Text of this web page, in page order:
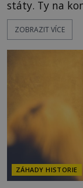
státy. Ty na
je jejím cílem?
služba CIA si
mají dosah do
ZOBRAZIT VÍCE
ZÁHADY HISTORIE